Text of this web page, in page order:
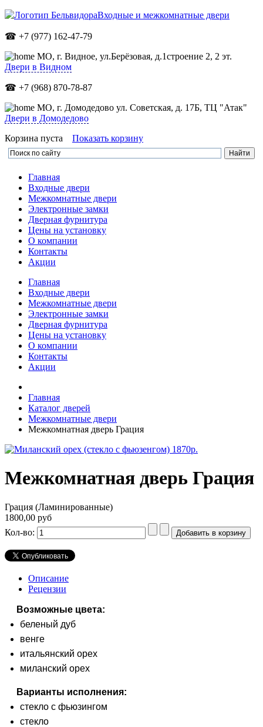
Входные и межкомнатные двери
☎ +7 (977) 162-47-79
МО, г. Видное, ул.Берёзовая, д.1строение 2, 2 эт.
Двери в Видном
☎ +7 (968) 870-78-87
МО, г. Домодедово ул. Советская, д. 17Б, ТЦ "Атак"
Двери в Домодедово
Корзина пуста
Показать корзину
Главная
Входные двери
Межкомнатные двери
Электронные замки
Дверная фурнитура
Цены на установку
О компании
Контакты
Акции
Главная
Входные двери
Межкомнатные двери
Электронные замки
Дверная фурнитура
Цены на установку
О компании
Контакты
Акции
Главная
Каталог дверей
Межкомнатные двери
Межкомнатная дверь Грация
Межкомнатная дверь Грация
Грация (Ламинированные)
1800,00 руб
Кол-во:
Описание
Рецензии
Возможные цвета:
беленый дуб
венге
итальянский орех
миланский орех
Варианты исполнения:
стекло с фьюзингом
стекло